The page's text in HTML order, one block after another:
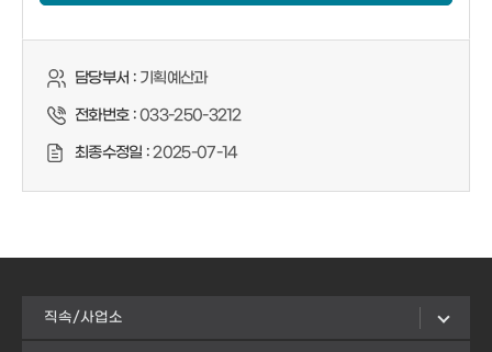
담당부서 :기획예산과
전화번호 :033-250-3212
최종수정일 :2025-07-14
직속/사업소